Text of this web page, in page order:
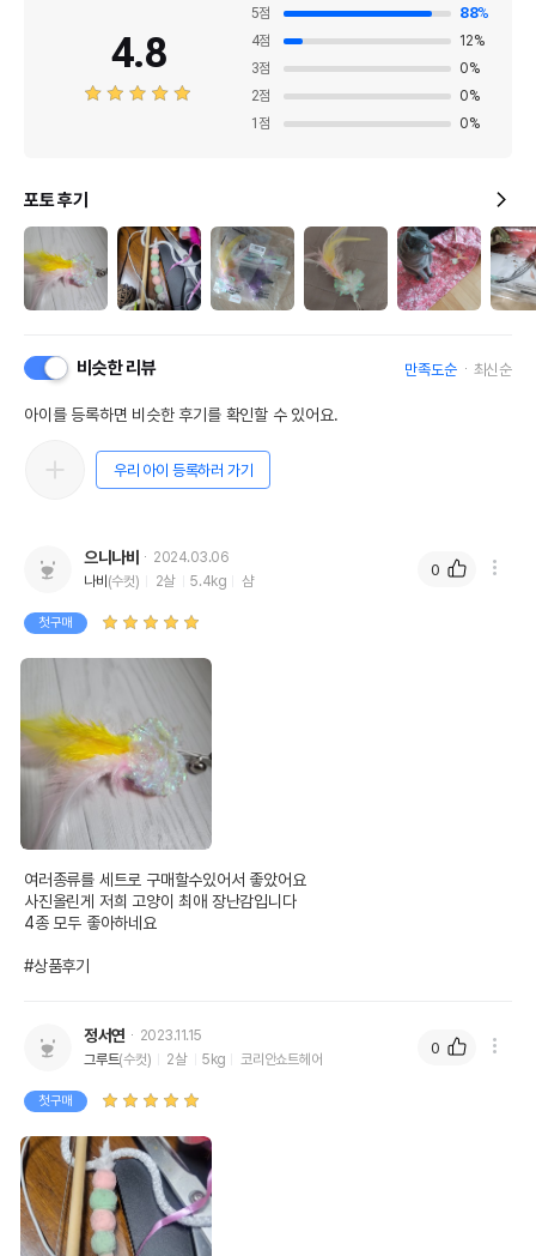
4.8
5점 88%
4점 12%
3점 0%
2점 0%
1 점 0%
포토 후기
비슷한 리뷰 만족도순 최신순
아이를 등록하면 비슷한 후기를 확인할 수 있어요.
우리 아이 등록하러 가기
으니나비
2024.03.06
나비 (수컷) 2살 5.4kg 샴
첫구매
여러종류를 세트로 구매할수있어서 좋았어요
사진올린게 저희 고양이 최애 장난감입니다
4종 모두 좋아하네요
#상품후기
0
정서연
2023.11.15
그루트(수컷) 2살 5kg 코리안쇼트헤어
첫구매
0